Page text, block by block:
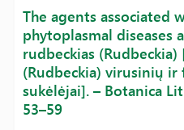
The agents associated
phytoplasmal diseases
rudbeckias
(Rudbeckia) virusinių
sukėlėjai]. – Botanica
53–59